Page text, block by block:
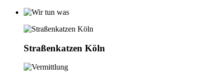
Straßenkatzen Köln